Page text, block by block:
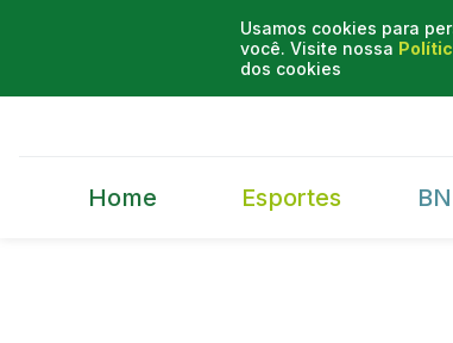
Usamos cookies para
você. Visite nossa
dos cookies
Home Esportes